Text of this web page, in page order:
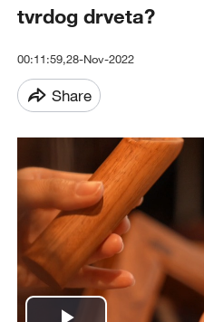
tvrdog drveta?
00:11:59,28-Nov-2022
Share